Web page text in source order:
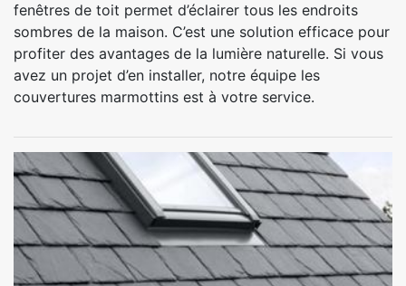
fenêtres de toit permet d’éclairer tous les endroits
sombres de la maison. C’est une solution efficace pour
profiter des avantages de la lumière naturelle. Si vous
avez un projet d’en installer, notre équipe les
couvertures marmottins est à votre service.